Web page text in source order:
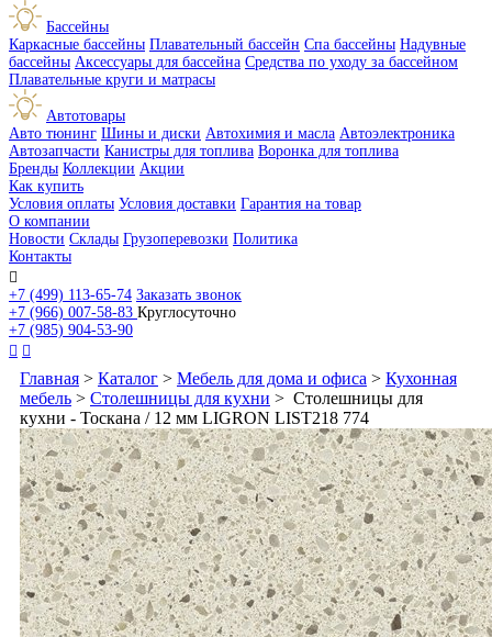
Бассейны
Каркасные бассейны Плавательный бассейн Спа бассейны Надувные
бассейны Аксессуары для бассейна Средства по уходу за бассейном
Плавательные круги и матрасы
Автотовары
Авто тюнинг Шины и диски Автохимия и масла Автоэлектроника
Автозапчасти Канистры для топлива Воронка для топлива
Бренды Коллекции Акции
Как купить
Условия оплаты Условия доставки Гарантия на товар
О компании
Новости Склады Грузоперевозки Политика
Контакты

+7 (499) 113-65-74 Заказать звонок
+7 (966) 007-58-83 Круглосуточно
+7 (985) 904-53-90
 
Главная > Каталог > Мебель для дома и офиса > Кухонная
мебель > Столешницы для кухни > Столешницы для
кухни - Тоскана / 12 мм LIGRON LIST218 774